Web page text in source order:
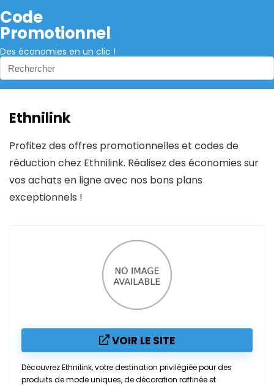
Code
Promotionnel
Des économies en un clic !
Ethnilink
Profitez des offres promotionnelles et codes de
réduction chez Ethnilink. Réalisez des économies sur
vos achats en ligne avec nos bons plans
exceptionnels !
VOIR LE SITE
Découvrez Ethnilink, votre destination privilégiée pour des
produits de mode uniques, de décoration raffinée et